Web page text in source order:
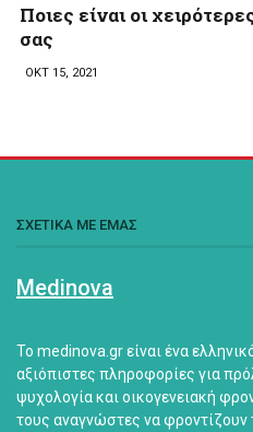
Ποιες είναι οι
σας
ΟΚΤ 15, 2021
ΣΧΕΤΙΚΑ ΜΕ ΕΜΑΣ
Medinova
Το medinova.gr είναι ένα
αξιόπιστες πληροφορίες για
ψυχολογία και οικογενειακή
τους αναγνώστες να φροντίζουν